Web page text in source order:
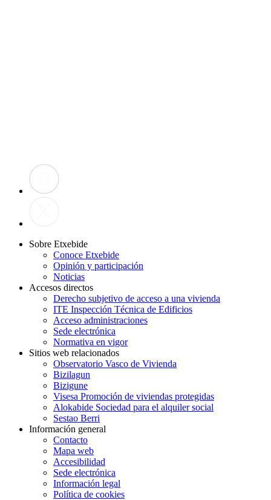
Sobre Etxebide
Conoce Etxebide
Opinión y participación
Noticias
Accesos directos
Derecho subjetivo de acceso a una vivienda
ITE Inspección Técnica de Edificios
Acceso administraciones
Sede electrónica
Normativa en vigor
Sitios web relacionados
Observatorio Vasco de Vivienda
Bizilagun
Bizigune
Visesa Promoción de viviendas protegidas
Alokabide Sociedad para el alquiler social
Sestao Berri
Información general
Contacto
Mapa web
Accesibilidad
Sede electrónica
Información legal
Política de cookies